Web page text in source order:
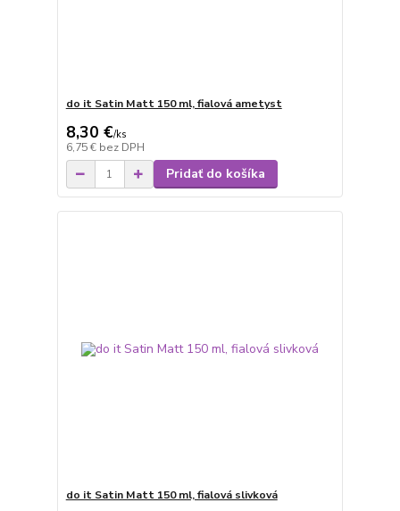
do it Satin Matt 150 ml, fialová ametyst
8,30 €/ks
6,75 € bez DPH
Pridať do košíka
do it Satin Matt 150 ml, fialová slivková